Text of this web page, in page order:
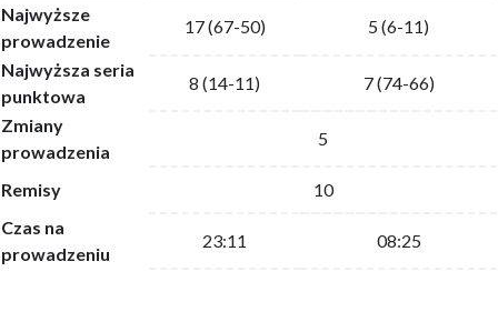
Najwyższe
prowadzenie
17 (67-50) 5 (6-11)
Najwyższa seria
punktowa
8 (14-11)
7 (74-66)
Zmiany
prowadzenia
5
Remisy
10
Czas na
prowadzeniu
23:11 08:25